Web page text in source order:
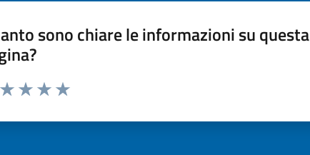
sono chiare le informazioni su questa
da 1 a 5 stelle la pagina